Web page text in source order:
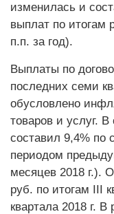
изменилась и
выплат по итогам
п.п. за год).
Выплаты по
последних семи
обусловлено
товаров и услуг.
составил 9,4% по
периодом
месяцев 2018 г.).
руб. по итогам III
квартала 2018 г.